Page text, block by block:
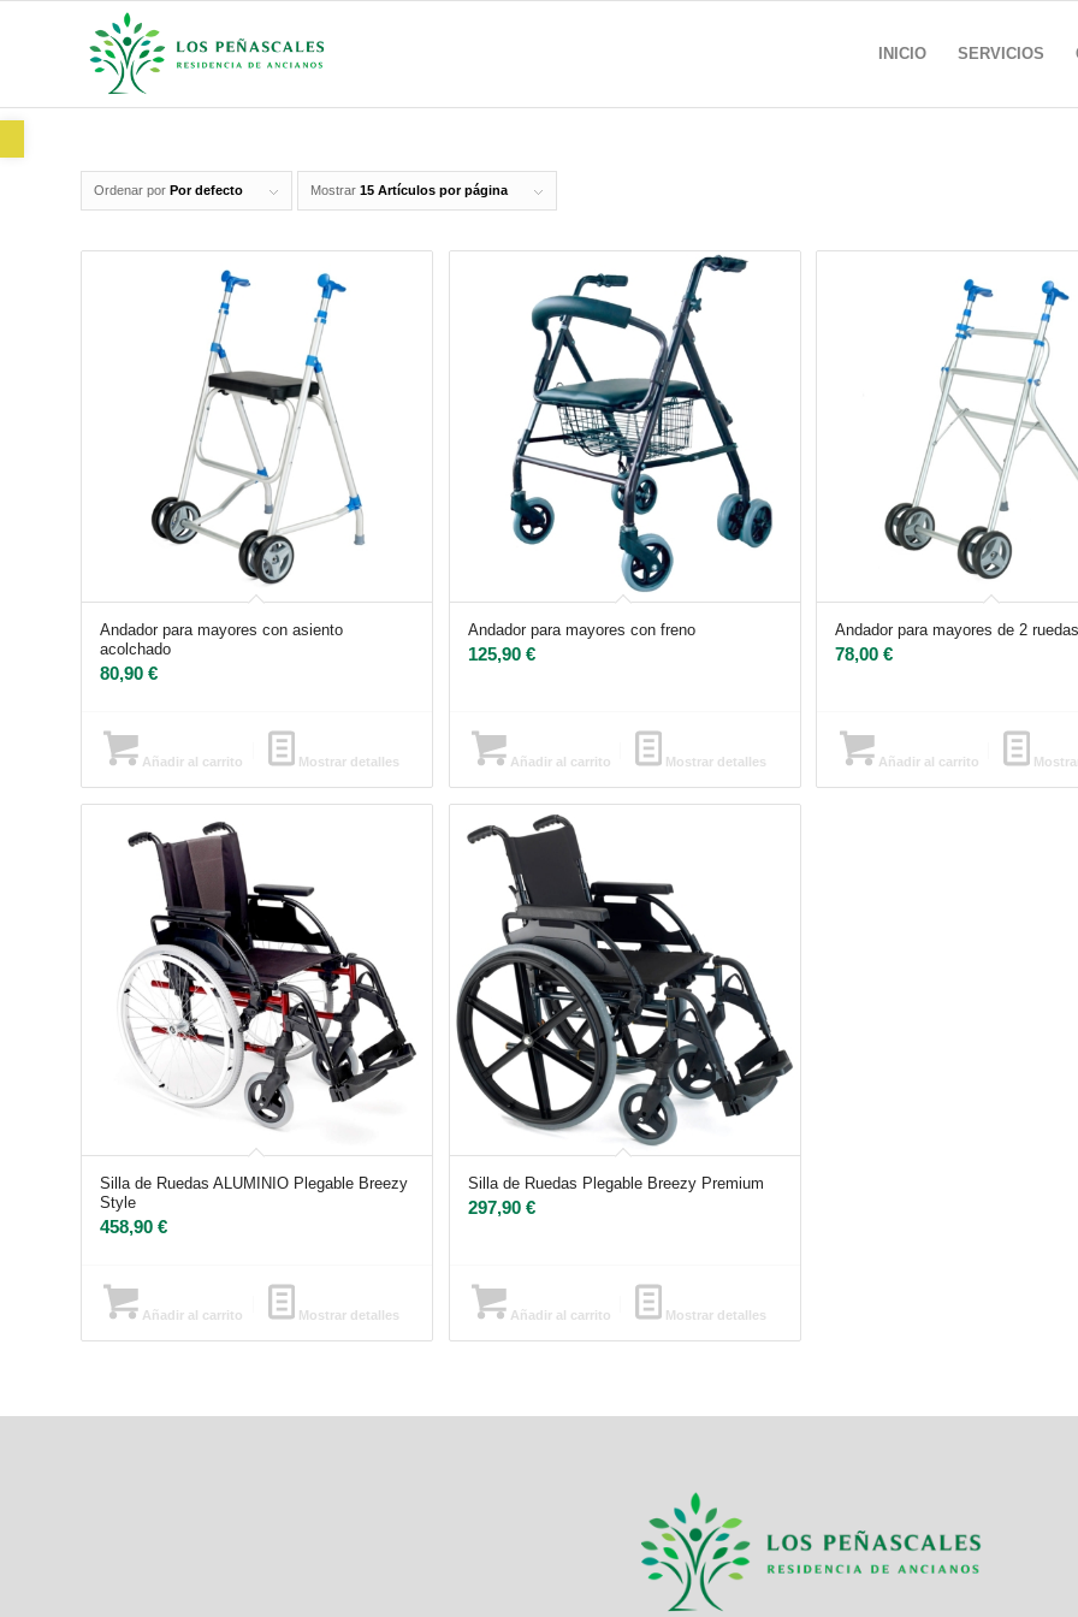
INICIO SERVICIOS
Ordenar por Por defecto Mostrar 15 Artículos por página
Andador para mayores con asiento
acolchado
80,90 €
Añadir al carrito Mostrar detalles
Andador para mayores con freno
125,90 €
Añadir al carrito Mostrar detalles
Andador para mayores de 2 ruedas
78,00€
Añadir al carrito
Silla de Ruedas ALUMINIO Plegable Breezy
Style
458,90 €
Añadir al carrito Mostrar detalles
Silla de Ruedas Plegable Breezy Premium
297,90 €
Añadir al carrito Mostrar detalles
Abrir barra de herramientas